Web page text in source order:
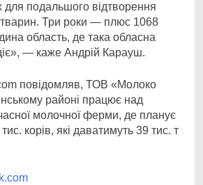
для подальшого відтворення
тварин. Три роки — плюс 1068
область, де така обласна
— каже Андрій Карауш.
повідомляв, ТОВ «Молоко
районі працює над
молочної ферми, де планує
корів, які даватимуть 39 тис. т